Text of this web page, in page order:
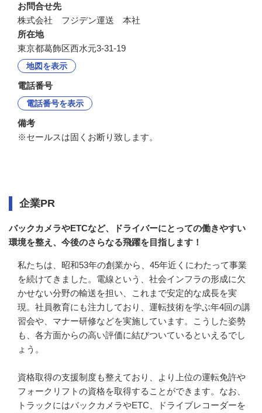
お問合せ先
株式会社　フジデン運送　本社
所在地
東京都葛飾区西水元3-31-19
地図を表示
電話番号
電話番号を表示
備考
※セールスは固くお断り致します。
企業PR
バックカメラやETCなど、ドライバーにとっての働きやすい
環境を整え、今後のさらなる飛躍を目指します！
私たちは、昭和53年の創業から、45年近くにわたって事業
を続けてきました。電線という、社会インフラの形成に欠
かせない分野の輸送を担い、これまで安定的な成長を実
現。社員教育にも注力しており、運転技術を学ぶ年4回の講
習会や、マナー研修などを実施しています。こうした姿勢
も、各方面からの高い評価に結びついているといえるでし
ょう。
資格取得の支援制度も整えており、より上位の運転免許や
フォークリフトの資格を取得することができます。なお、
トラックにはバックカメラやETC、ドライブレコーダーを